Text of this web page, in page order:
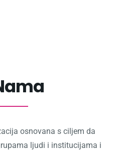
osnovana s ciljem da
ljudi i institucijama i